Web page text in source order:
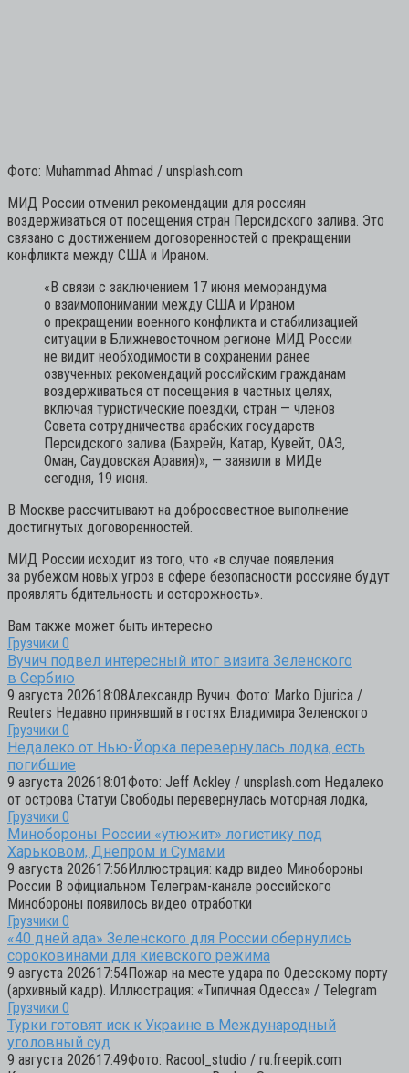
Фото: Muhammad Ahmad / unsplash.com
МИД России отменил рекомендации для россиян
воздерживаться от посещения стран Персидского залива. Это
связано с достижением договоренностей о прекращении
конфликта между США и Ираном.
«В связи с заключением 17 июня меморандума
о взаимопонимании между США и Ираном
о прекращении военного конфликта и стабилизацией
ситуации в Ближневосточном регионе МИД России
не видит необходимости в сохранении ранее
озвученных рекомендаций российским гражданам
воздерживаться от посещения в частных целях,
включая туристические поездки, стран — членов
Совета сотрудничества арабских государств
Персидского залива (Бахрейн, Катар, Кувейт, ОАЭ,
Оман, Саудовская Аравия)», — заявили в МИДе
сегодня, 19 июня.
В Москве рассчитывают на добросовестное выполнение
достигнутых договоренностей.
МИД России исходит из того, что «в случае появления
за рубежом новых угроз в сфере безопасности россияне будут
проявлять бдительность и осторожность».
Вам также может быть интересно
Грузчики 0
Вучич подвел интересный итог визита Зеленского
в Сербию
9 августа 202618:08Александр Вучич. Фото: Marko Djurica /
Reuters Недавно принявший в гостях Владимира Зеленского
Грузчики 0
Недалеко от Нью-Йорка перевернулась лодка, есть
погибшие
9 августа 202618:01Фото: Jeff Ackley / unsplash.com Недалеко
от острова Статуи Свободы перевернулась моторная лодка,
Грузчики 0
Минобороны России «утюжит» логистику под
Харьковом, Днепром и Сумами
9 августа 202617:56Иллюстрация: кадр видео Минобороны
России В официальном Телеграм-канале российского
Минобороны появилось видео отработки
Грузчики 0
«40 дней ада» Зеленского для России обернулись
сороковинами для киевского режима
9 августа 202617:54Пожар на месте удара по Одесскому порту
(архивный кадр). Иллюстрация: «Типичная Одесса» / Telegram
Грузчики 0
Турки готовят иск к Украине в Международный
уголовный суд
9 августа 202617:49Фото: Racool_studio / ru.freepik.com